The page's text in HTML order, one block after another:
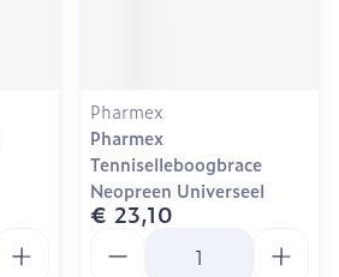
Pharmex
Pharmex
Tenniselleboogbrace
Neopreen Universeel
€ 23,10